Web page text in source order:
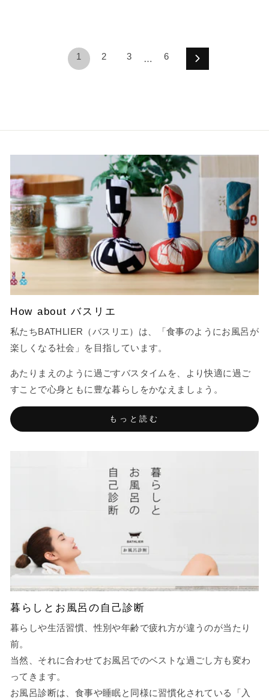
1 2 3 …
6
How about バスリエ
私たちBATHLIER（バスリエ）は、「食事のようにお風呂が
楽しくなる社会」を目指しています。
あたりまえのように過ごすバスタイムを、より快適に過ご
すことで心身ともに豊な暮らしをかなえましょう。
もっと読む
暮らしとお風呂の自己診断
暮らしや生活習慣、性別や年齢で疲れ方が違うのが当たり
前。
当然、それに合わせてお風呂でのベストな過ごし方も変わ
ってきます。
お風呂診断は、食事や睡眠と同様に習慣化されている「入